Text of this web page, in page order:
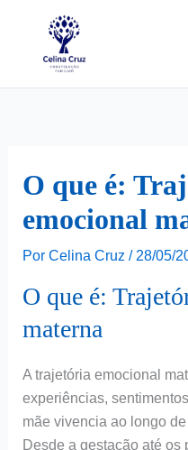
O que é:
emocional
Por Celina Cruz / 28/05/
O que é:
materna
A trajetória emocional
experiências,
mãe vivencia ao longo
Desde a gestação até